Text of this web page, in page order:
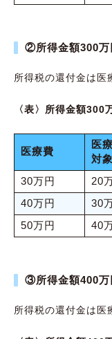
②所得金額300万
所得税の還付金は医
〈表〉所得金額300
医療費
医
対
30万円
20
40万円
30
50万円
40
③所得金額400万
所得税の還付金は医